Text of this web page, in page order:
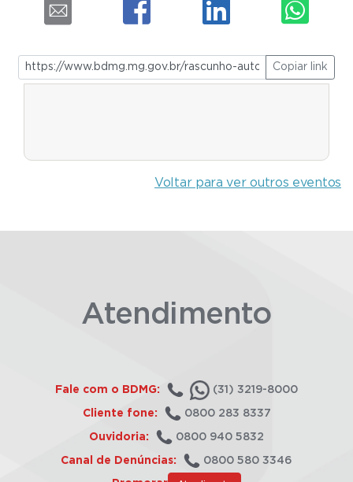
Copiar link
Voltar para ver outros eventos
Atendimento
Fale com o BDMG: (31) 3219-8000
Cliente fone: 0800 283 8337
Ouvidoria: 0800 940 5832
Canal de Denúncias: 0800 580 3346